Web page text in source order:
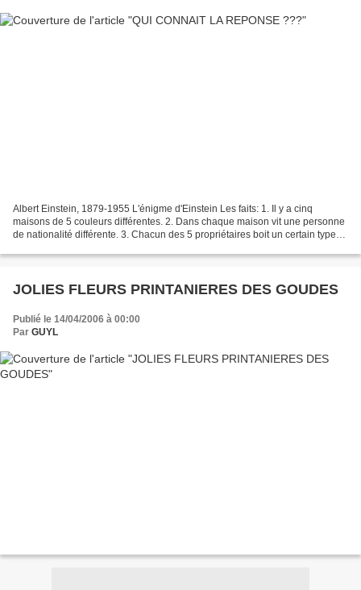
Albert Einstein, 1879-1955 L'énigme d'Einstein Les faits: 1. Il y a cinq
maisons de 5 couleurs différentes. 2. Dans chaque maison vit une personne
de nationalité différente. 3. Chacun des 5 propriétaires boit un certain type
JOLIES FLEURS PRINTANIERES DES GOUDES
Publié le 14/04/2006 à 00:00
Par GUYL